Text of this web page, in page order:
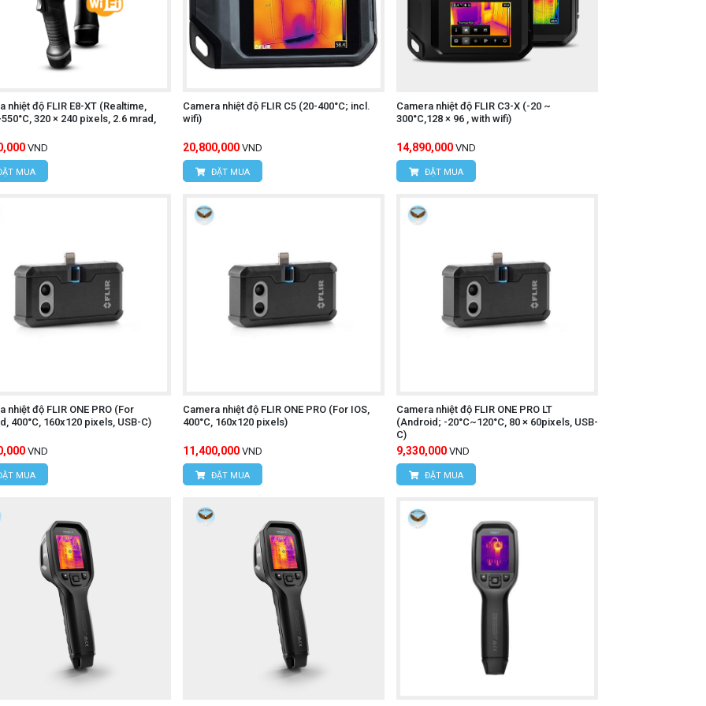
16/28 Đỗ Xuân Hợp, Phường Mỹ Đình 1, Quận Nam Từ Liêm, TP Hà Nội
MINH
nhiệt độ FLIR E8-XT (Realtime,
320 × 240 pixels, 2.6 mrad,
VND
MUA
Camera nhiệt độ FLIR C5 (20-400°C; incl.
wifi)
20,800,000 VND
ĐẶT MUA
Camera nhiệt độ FLIR C3-X (-20 ~
300°C,128 × 96 , with wifi)
14,890,000 VND
ĐẶT MUA
nhiệt độ FLIR ONE PRO (For
400°C, 160x120 pixels, USB-C)
VND
MUA
Camera nhiệt độ FLIR ONE PRO (For IOS,
400°C, 160x120 pixels)
11,400,000 VND
ĐẶT MUA
Camera nhiệt độ FLIR ONE PRO LT
(Android; -20°C~120°C, 80 × 60pixels, USB-
C)
9,330,000 VND
ĐẶT MUA